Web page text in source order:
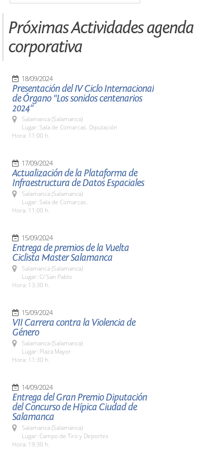
Próximas Actividades agenda
corporativa
18/09/2024
Presentación del IV Ciclo Internacional
de Órgano "Los sonidos centenarios
2024"
Salamanca (Salamanca)
Lugar: Sala de Comarcas. Diputación
Hora: 11:00 h.
17/09/2024
Actualización de la Plataforma de
Infraestructura de Datos Espaciales
Salamanca (Salamanca)
Lugar: Sala de Comarcas.
Hora: 11:00 h.
15/09/2024
Entrega de premios de la Vuelta
Ciclista Master Salamanca
Salamanca (Salamanca)
Lugar: C/ San Pablo
Hora: 13:30 h.
15/09/2024
VII Carrera contra la Violencia de
Género
Salamanca (Salamanca)
Lugar: Plaza Mayor
Hora: 11:30 h.
14/09/2024
Entrega del Gran Premio Diputación
del Concurso de Hípica Ciudad de
Salamanca
Salamanca (Salamanca)
Lugar: Campo de Tiro y Deportes
Hora: 19:30 h.